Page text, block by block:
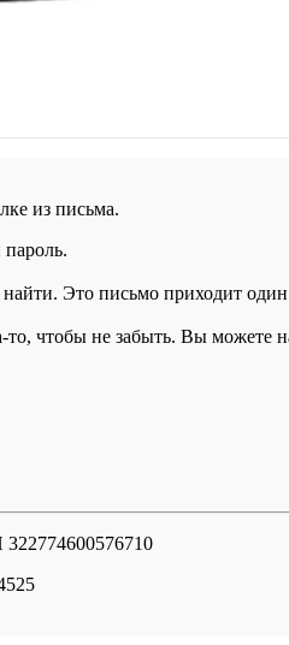
из письма.
Это письмо приходит один
чтобы не забыть. Вы можете